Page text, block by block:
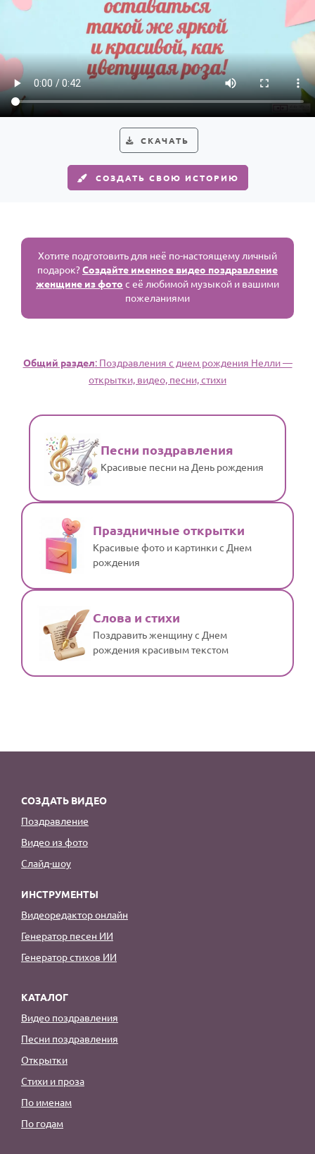
СКАЧАТЬ
СОЗДАТЬ СВОЮ ИСТОРИЮ
Хотите подготовить для неё по-настоящему личный
подарок?Создайте именное видео поздравление
женщине из фото с её любимой музыкой и вашими
пожеланиями
Общий раздел: Поздравления с днем рождения Нелли —
открытки, видео, песни, стихи
Песни поздравления
Красивые песни на День рождения
Праздничные открытки
Красивые фото и картинки с Днем
рождения
Слова и стихи
Поздравить женщину с Днем
рождения красивым текстом
СОЗДАТЬ ВИДЕО
Поздравление
Видео из фото
Слайд-шоу
ИНСТРУМЕНТЫ
Видеоредактор онлайн
Генератор песен ИИ
Генератор стихов ИИ
КАТАЛОГ
Видео поздравления
Песни поздравления
Открытки
Стихи и проза
По именам
По годам